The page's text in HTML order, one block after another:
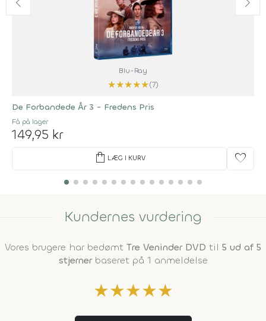
Blu-Ray
★★★★★(7)
De Forbandede År 3 - Fredens Pris
Få på lager
149,95 kr
shopping_bag LÆG I KURV favorite
Kundernes vurdering
Vores brugere har bedømt Tre Veninder DVD til 5 ud af 5
stjernerbaseret på 1 anmeldelse
★★★★★